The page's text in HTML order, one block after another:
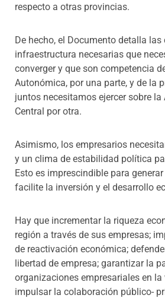
respecto a otras provincias.
De hecho, el Documento detalla las
infraestructura necesarias que
converger y que son competencia
Autonómica, por una parte, y de la
juntos necesitamos ejercer sobre
Central por otra.
Asimismo, los empresarios
y un clima de estabilidad política
Esto es imprescindible para
facilite la inversión y el desarrollo
Hay que incrementar la riqueza
región a través de sus empresas;
de reactivación económica;
libertad de empresa; garantizar la
organizaciones empresariales en
impulsar la colaboración público-